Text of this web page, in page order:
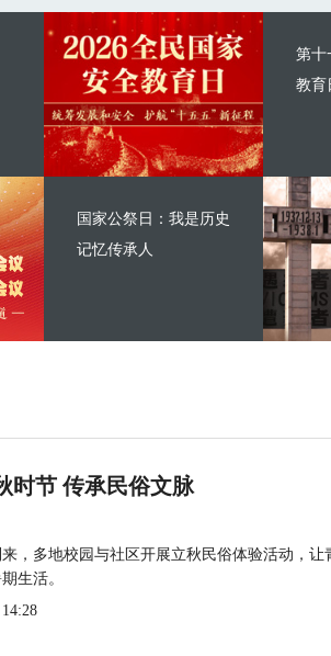
第十
教育
国家公祭日：我是历史
记忆传承人
时节 传承民俗文脉
，多地校园与社区开展立秋民俗体验活动，
生活。